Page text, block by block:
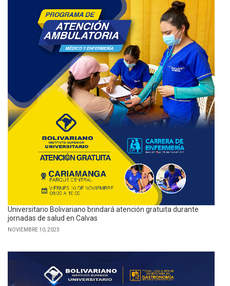
Universitario Bolivariano brindará atención gratuita durante
jornadas de salud en Calvas
NOVIEMBRE 10, 2023